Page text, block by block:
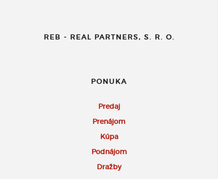
REB - REAL PARTNERS, S. R. O.
PONUKA
Predaj
Prenájom
Kúpa
Podnájom
Dražby